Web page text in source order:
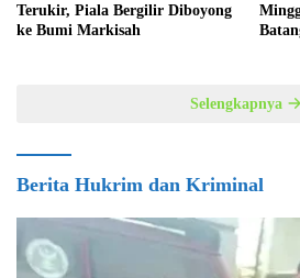
Terukir, Piala Bergilir Diboyong
ke Bumi Markisah
Selengkapnya
Berita Hukrim dan Kriminal